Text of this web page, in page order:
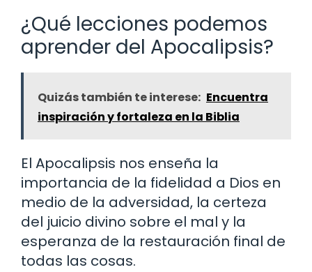
¿Qué lecciones podemos
aprender del Apocalipsis?
Quizás también te interese: Encuentra
inspiración y fortaleza en la Biblia
El Apocalipsis nos enseña la
importancia de la fidelidad a Dios en
medio de la adversidad, la certeza
del juicio divino sobre el mal y la
esperanza de la restauración final de
todas las cosas.